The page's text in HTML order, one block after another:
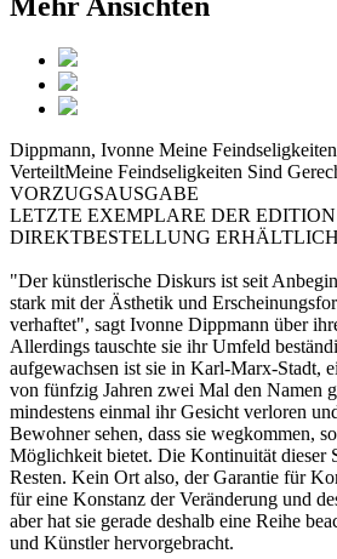
Dippmann, Ivonne Meine
VerteiltMeine Feindseligkeiten Sind
VORZUGSAUSGABE
LETZTE EXEMPLARE DER EDITION
DIREKTBESTELLUNG
"Der künstlerische Diskurs ist seit
stark mit der Ästhetik und
verhaftet", sagt Ivonne Dippmann über
Allerdings tauschte sie ihr Umfeld
aufgewachsen ist sie in Karl-Marx-Stadt,
von fünfzig Jahren zwei Mal den Namen
mindestens einmal ihr Gesicht verloren
Bewohner sehen, dass sie wegkommen,
Möglichkeit bietet. Die Kontinuität dieser
Resten. Kein Ort also, der Garantie für
für eine Konstanz der Veränderung und
aber hat sie gerade deshalb eine Reihe
und Künstler hervorgebracht.